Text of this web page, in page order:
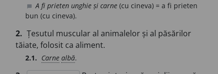
A fi prieten unghie și carne (cu cineva) = a fi prieten
bun (cu cineva).
2. Țesutul muscular al animalelor și al păsărilor
tăiate, folosit ca aliment.
2.1. Carne albă.